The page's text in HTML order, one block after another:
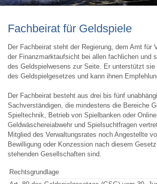
Fachbeirat für Geldspiele
Der Fachbeirat steht der Regierung, dem Amt für
der Finanzmarktaufsicht bei allen fachlichen und
des Geldspielwesens zur Seite. Er unterstützt sie
des Geldspielgesetzes und kann ihnen
Der Fachbeirat besteht aus drei bis fünf
Sachverständigen, die mindestens die Bereiche
Spieltechnik, Betrieb von Spielbanken oder
Geldwäschereiabwehr und Spielsuchtfragen
Mitglied des Verwaltungsrates noch Angestellte
Bewilligung oder Konzession nach diesem
stehenden Gesellschaften sind.
Rechtsgrundlage